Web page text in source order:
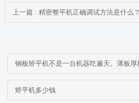
上一篇 : 精密整平机正确调试方法是什么？
矫平机多少钱